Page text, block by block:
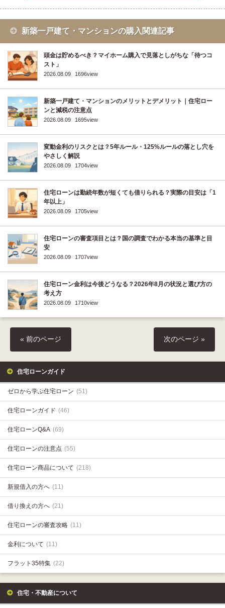
新築一戸建て・マンションの購入関連記事
頭金は貯めるべき？マイホーム購入で見落としがちな「待つコ
スト」
2026.08.09 1696view
新築一戸建て・マンションのメリットとデメリット｜住宅ロー
ンと減税の注意点
2026.08.09 1695view
変動金利のリスクとは？5年ルール・125%ルールの落とし穴を
やさしく解説
2026.08.09 1704view
住宅ローンは勤続年数が短くても借りられる？実際の目安は「1
年以上」
2026.08.09 1705view
住宅ローンの審査項目とは？国の調査でわかる本当の基準と目
安
2026.08.09 1707view
住宅ローン金利は今後どうなる？2026年8月の状況と選び方の
考え方
2026.08.09 1710view
« 前のページ 次のページ »
住宅ローンガイド
ゼロから学ぶ住宅ローン (51)
住宅ローンガイド (46)
住宅ローンQ&A (69)
住宅ローンの注意点 (55)
住宅ローン商品について (218)
新規借入の方へ (11)
借り換えの方へ (21)
住宅ローンの審査攻略 (11)
金利について (11)
フラット35特集 (22)
住宅・不動産について